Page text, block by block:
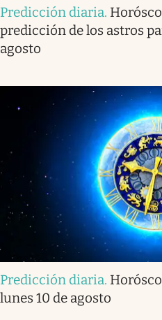
Predicción diaria.
predicción de los astros
agosto
Predicción diaria.
lunes 10 de agosto